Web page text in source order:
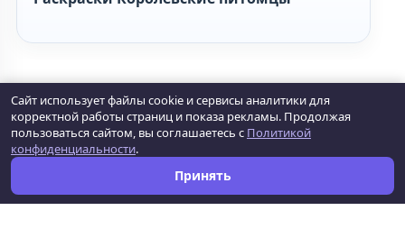
Как сохранить?Как распечатать?Раскраски
ПравообладателямПолитика конфиденциальности
О проекте
Сайт использует файлы cookie и сервисы аналитики для
корректной работы страниц и показа рекламы. Продолжая
пользоваться сайтом, вы соглашаетесь с Политикой
конфиденциальности.
Принять